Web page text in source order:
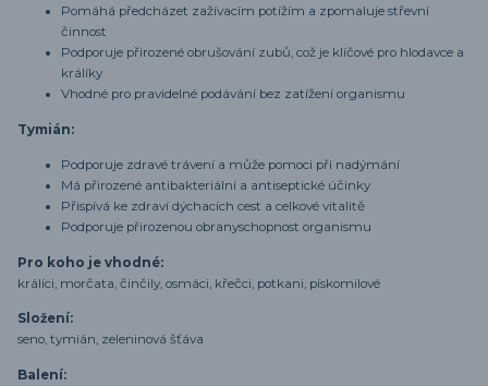
Pomáhá předcházet zažívacím potížím a zpomaluje střevní
činnost
Podporuje přirozené obrušování zubů, což je klíčové pro hlodavce a
králíky
Vhodné pro pravidelné podávání bez zatížení organismu
Tymián:
Podporuje zdravé trávení a může pomoci při nadýmání
Má přirozené antibakteriální a antiseptické účinky
Přispívá ke zdraví dýchacích cest a celkové vitalitě
Podporuje přirozenou obranyschopnost organismu
Pro koho je vhodné:
králíci, morčata, činčily, osmáci, křečci, potkani, pískomilové
Složení:
seno, tymián, zeleninová šťáva
Balení: